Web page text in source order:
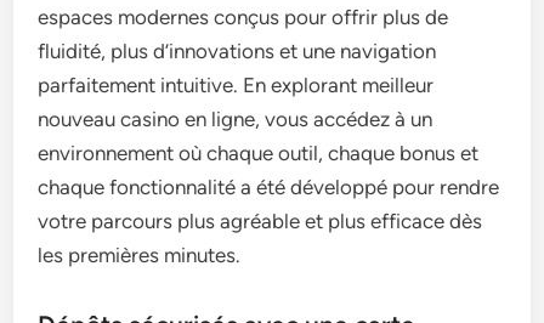
espaces modernes conçus pour offrir plus de
fluidité, plus d’innovations et une navigation
parfaitement intuitive. En explorant meilleur
nouveau casino en ligne, vous accédez à un
environnement où chaque outil, chaque bonus et
chaque fonctionnalité a été développé pour rendre
votre parcours plus agréable et plus efficace dès
les premières minutes.